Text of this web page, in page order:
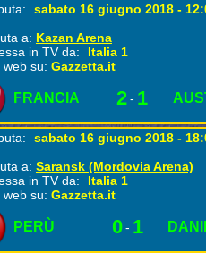
sabato 16 giugno 2018 -
a: Kazan Arena
in TV da:
Italia 1
web su: Gazzetta.it
FRANCIA 2- 1
sabato 16 giugno 2018 -
a: Saransk (Mordovia Arena)
in TV da:
Italia 1
web su: Gazzetta.it
PERÙ 0- 1